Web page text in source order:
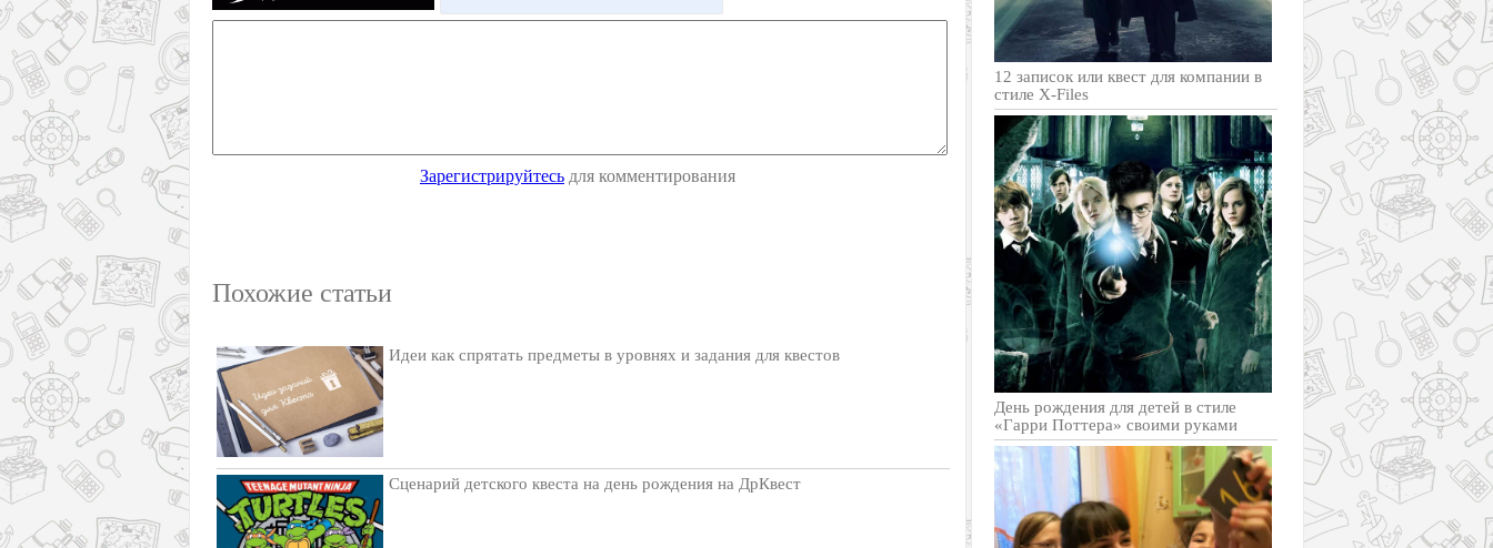
Зарегистрируйтесь для комментирования
Похожие статьи
Идеи как спрятать предметы в уровнях и задания для квестов
Сценарий детского квеста на день рождения на ДрКвест
12 записок или квест для компании в
стиле X-Files
День рождения для детей в стиле
«Гарри Поттера» своими руками